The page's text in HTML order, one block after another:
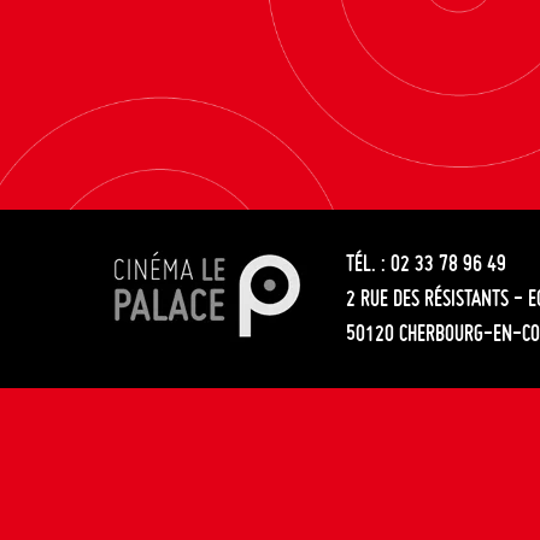
TÉL. : 02 33 78 96 49
2 RUE DES RÉSISTANTS -
50120 CHERBOURG-EN-